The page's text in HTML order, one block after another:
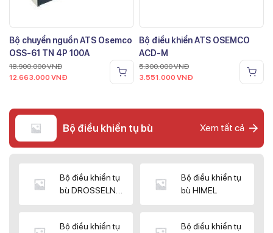
Bộ chuyển nguồn ATS Osemco
OSS-61 TN 4P 100A
18.900.000VNĐ
12.663.000 VNĐ
Bộ điều khiển ATS OSEMCO
ACD-M
5.300.000VNĐ
3.551.000 VNĐ
Bộ điều khiển tụ bù Xem tất cả
Bộ điều khiển tụ
bù DROSSELN
Bộ điều khiển tụ
bù HIMEL
Bộ điều khiển tụ
Bộ điều khiển tụ